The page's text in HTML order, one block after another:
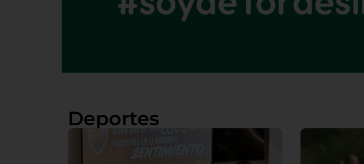
Deportes